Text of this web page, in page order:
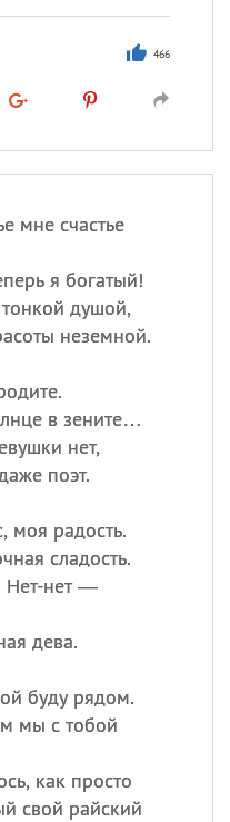
466
мне счастье
я богатый!
душой,
неземной.
в зените…
нет,
поэт.
моя радость.
сладость.
Нет-нет —
дева.
буду рядом.
мы с тобой
как просто
свой райский